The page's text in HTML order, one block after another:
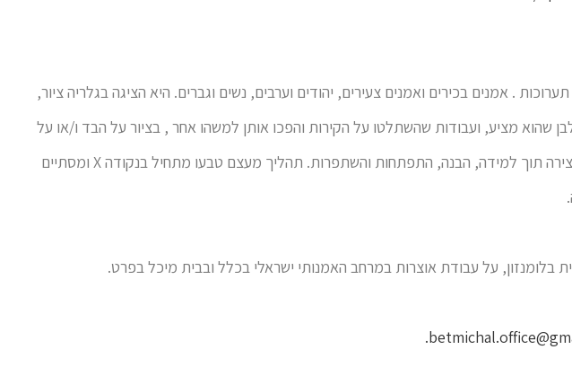
בלומנזון אצרה בבית מיכל תערוכות . אמנים בכירים ואמנים צעירים, יהודים וערבים, נשים וגברים. היא הציגה בגלריה ציור,
שהוא מציע, ועבודות שהשתלטו על הקירות והפכו אותן למשהו אחר , בציור על הבד ו/או על
תוך למידה, הבנה, התפתחות והשתפרות. תהליך מעצם טבעו מתחיל בנקודהX ומסתיים
בלומנזון, על עבודת אוצרות במרחב האמנותי ישראלי בכלל ובבית מיכל בפרט.